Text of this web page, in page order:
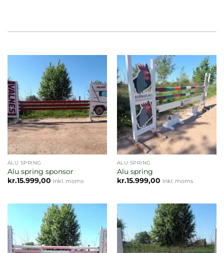
ALU SPRING
Alu spring sponsor
kr.15.999,00 Inkl. moms
ALU SPRING
Alu spring
kr.15.999,00 Inkl. moms